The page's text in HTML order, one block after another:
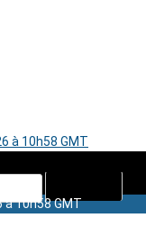
à 10h58 GMT
à 10h58 GMT